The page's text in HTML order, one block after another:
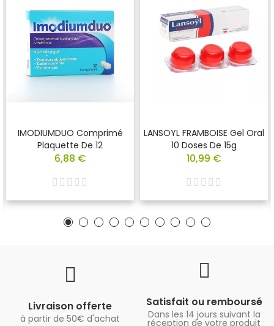
IMODIUMDUO Comprimé
Plaquette De 12
6,88 €
LANSOYL FRAMBOISE Gel Oral
10 Doses De 15g
10,99 €
Livraison offerte
à partir de 50€ d'achat
Satisfait ou remboursé
Dans les 14 jours suivant la
réception de votre produit